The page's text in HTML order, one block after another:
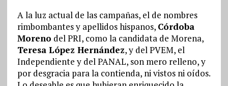
A la luz actual de las campañas, el de nombres
rimbombantes y apellidos hispanos, Córdoba
Moreno del PRI, como la candidata de Morena,
Teresa López Hernández, y del PVEM, el
Independiente y del PANAL, son mero relleno, y
por desgracia para la contienda, ni vistos ni oídos.